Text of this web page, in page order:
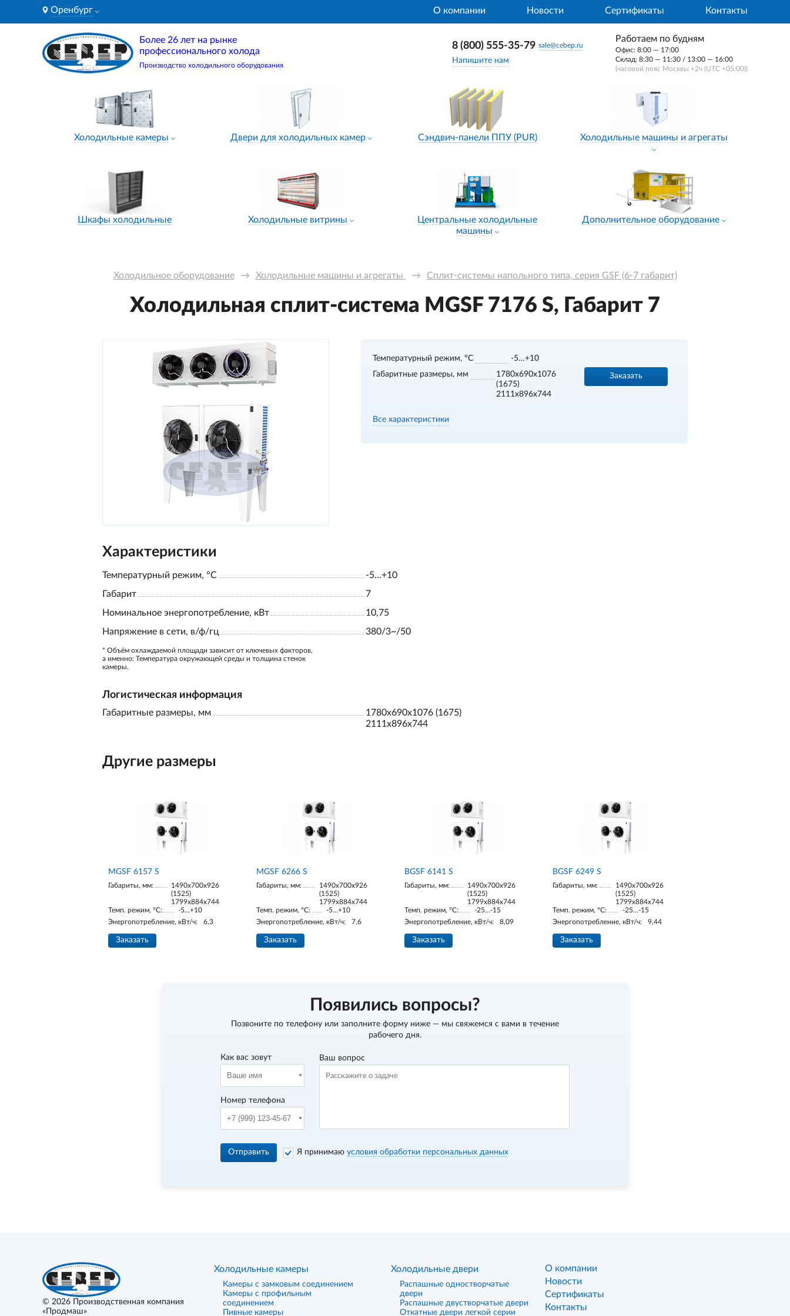
Оренбург О компании Новости Сертификаты Контакты
Более 26 лет на рынке
профессионального холода
Производство холодильного оборудования
8 (800) 555-35-79 sale@cebep.ru
Напишите нам
Работаем по будням
Офис: 8:00 — 17:00
Склад: 8:30 — 11:30 / 13:00 — 16:00
(часовой пояс Москвы +2ч (UTC +05:00))
Холодильные камеры Двери для холодильных камер Сэндвич-панели ППУ (PUR) Холодильные машины и агрегаты
Шкафы холодильные Холодильные витрины
Центральные холодильные
машины
Дополнительное оборудование
Холодильное оборудование → Холодильные машины и агрегаты → Сплит-системы напольного типа, серия GSF (6-7 габарит)
Холодильная сплит-система МGSF 7176 S, Габарит 7
Температурный режим, °С
-5…+10
Габаритные размеры, мм
1780х690х1076
(1675)
2111х896х744
Заказать
Все характеристики
Характеристики
Температурный режим, °С
-5…+10
Габарит
7
Номинальное энергопотребление, кВт
10,75
Напряжение в сети, в/ф/гц
380/3~/50
* Объём охлаждаемой площади зависит от ключевых факторов,
а именно: Температура окружающей среды и толщина стенок
камеры.
Логистическая информация
Габаритные размеры, мм
1780х690х1076 (1675)
2111х896х744
Другие размеры
МGSF 6157 S
Габариты, мм:
1490х700х926
(1525)
1799х884х744
Темп. режим, °С:
-5…+10
Энергопотребление, кВт/ч:
6,3
Заказать
МGSF 6266 S
Габариты, мм:
1490х700х926
(1525)
1799х884х744
Темп. режим, °С:
-5…+10
Энергопотребление, кВт/ч:
7,6
Заказать
BGSF 6141 S
Габариты, мм:
1490х700х926
(1525)
1799х884х744
Темп. режим, °С:
-25…-15
Энергопотребление, кВт/ч:
8,09
Заказать
BGSF 6249 S
Габариты, мм:
1490х700х926
(1525)
1799х884х744
Темп. режим, °С:
-25…-15
Энергопотребление, кВт/ч:
9,44
Заказать
Появились вопросы?
Позвоните по телефону или заполните форму ниже — мы свяжемся с вами в течение
рабочего дня.
Как вас зовут
Номер телефона
Ваш вопрос
Отправить Я принимаю условия обработки персональных данных
© 2026
Производственная компания
«Продмаш»
Холодильные камеры
Камеры с замковым соединением
Камеры с профильным
соединением
Пивные камеры
Холодильные двери
Распашные одностворчатые
двери
Распашные двустворчатые двери
Откатные двери легкой серии
О компании
Новости
Сертификаты
Контакты